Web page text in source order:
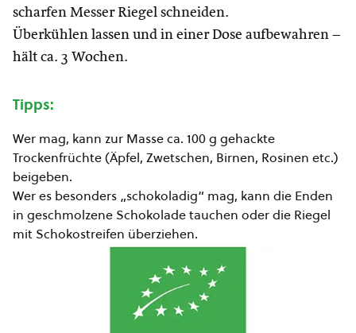
scharfen Messer Riegel schneiden.
Überkühlen lassen und in einer Dose aufbewahren –
hält ca. 3 Wochen.
Tipps:
Wer mag, kann zur Masse ca. 100 g gehackte
Trockenfrüchte (Äpfel, Zwetschen, Birnen, Rosinen etc.)
beigeben.
Wer es besonders „schokoladig“ mag, kann die Enden
in geschmolzene Schokolade tauchen oder die Riegel
mit Schokostreifen überziehen.